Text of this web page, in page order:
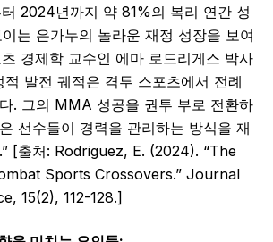
2024년까지 약 81%의 복리 연간 성
는 은가누의 놀라운 재정 성장을 보여
경제학 교수인 에마 로드리게스 박사
적 발전 궤적은 격투 스포츠에서 전례
. 그의 MMA 성공을 권투 부로 전환하
선수들이 경력을 관리하는 방식을 재
[출처: Rodriguez, E. (2024). “The
Sports Crossovers.” Journal
15(2), 112-128.]